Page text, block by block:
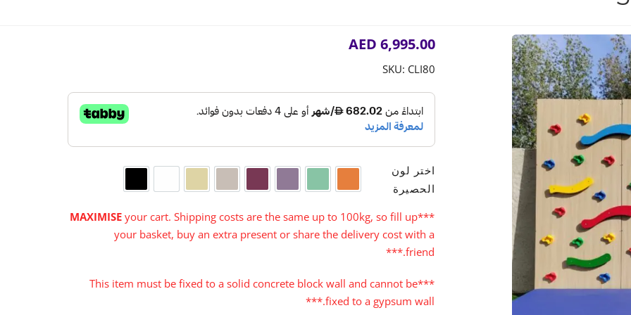
AED 6,995.00
SKU: CLI80
اختر لون
الحصيرة
Orange
Aqua
Purple
Cerise
Warm Grey
Cream
White
Black
***
MAXIMISEyour cart. Shipping costs are the same up to 100kg, so fill up
your basket, buy an extra present or share the delivery cost with a
friend.***
***This item must be fixed to a solid concrete block wall and cannot be
fixed to a gypsum wall.***